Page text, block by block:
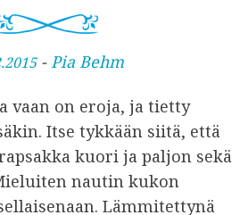
-Pia Behm
vaan on eroja, ja tietty
Itse tykkään siitä, että
kuori ja paljon sekä
nautin kukon
Lämmitettynä